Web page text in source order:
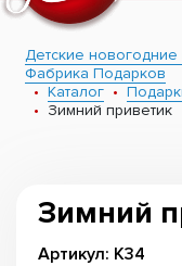
Детские
Фабрика Подарков
Каталог
Зимний приветик
Зимний
Артикул: К34